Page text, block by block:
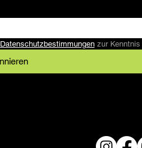
Datenschutzbestimmungen zur Kenntnis